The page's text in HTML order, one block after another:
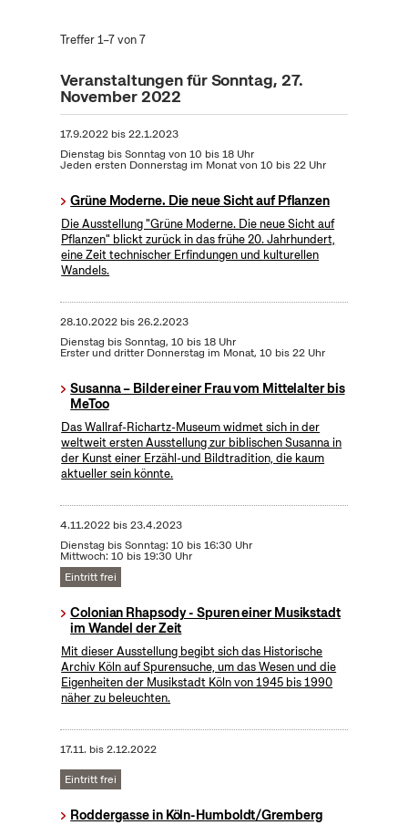
Treffer 1–7 von 7
Veranstaltungen für Sonntag, 27.
November 2022
17.9.2022bis22.1.2023
Dienstag bis Sonntag von 10 bis 18 Uhr
Jeden ersten Donnerstag im Monat von 10 bis 22 Uhr
Grüne Moderne. Die neue Sicht auf Pflanzen
Die Ausstellung "Grüne Moderne. Die neue Sicht auf
Pflanzen" blickt zurück in das frühe 20. Jahrhundert,
eine Zeit technischer Erfindungen und kulturellen
Wandels.
28.10.2022bis26.2.2023
Dienstag bis Sonntag, 10 bis 18 Uhr
Erster und dritter Donnerstag im Monat, 10 bis 22 Uhr
Susanna – Bilder einer Frau vom Mittelalter bis
MeToo
Das Wallraf-Richartz-Museum widmet sich in der
weltweit ersten Ausstellung zur biblischen Susanna in
der Kunst einer Erzähl-und Bildtradition, die kaum
aktueller sein könnte.
4.11.2022bis23.4.2023
Dienstag bis Sonntag: 10 bis 16:30 Uhr
Mittwoch: 10 bis 19:30 Uhr
Eintritt frei
Colonian Rhapsody - Spuren einer Musikstadt
im Wandel der Zeit
Mit dieser Ausstellung begibt sich das Historische
Archiv Köln auf Spurensuche, um das Wesen und die
Eigenheiten der Musikstadt Köln von 1945 bis 1990
näher zu beleuchten.
17.11. bis2.12.2022
Eintritt frei
Roddergasse in Köln-Humboldt/Gremberg